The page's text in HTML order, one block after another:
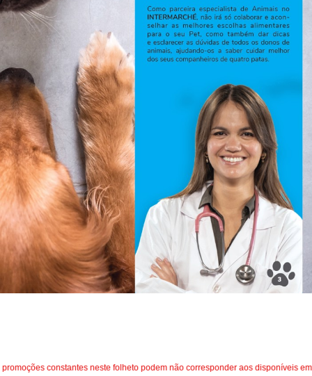
constantes neste folheto podem não corresponder aos disponíveis em